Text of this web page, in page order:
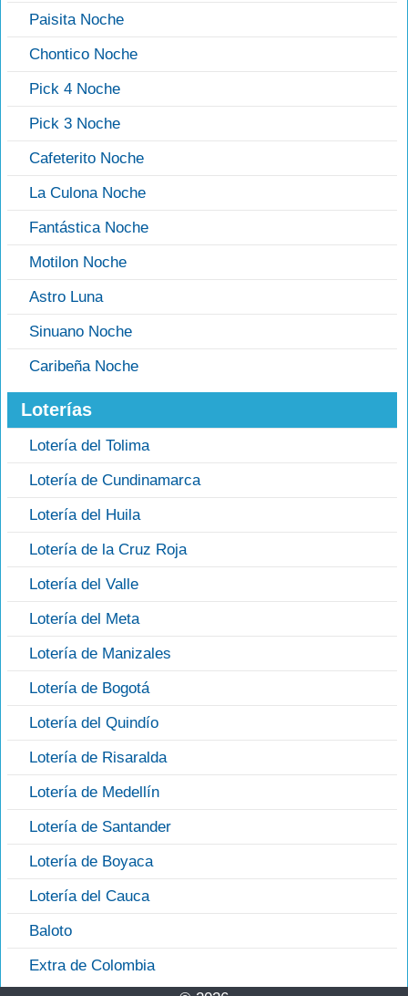
Paisita Noche
Chontico Noche
Pick 4 Noche
Pick 3 Noche
Cafeterito Noche
La Culona Noche
Fantástica Noche
Motilon Noche
Astro Luna
Sinuano Noche
Caribeña Noche
Loterías
Lotería del Tolima
Lotería de Cundinamarca
Lotería del Huila
Lotería de la Cruz Roja
Lotería del Valle
Lotería del Meta
Lotería de Manizales
Lotería de Bogotá
Lotería del Quindío
Lotería de Risaralda
Lotería de Medellín
Lotería de Santander
Lotería de Boyaca
Lotería del Cauca
Baloto
Extra de Colombia